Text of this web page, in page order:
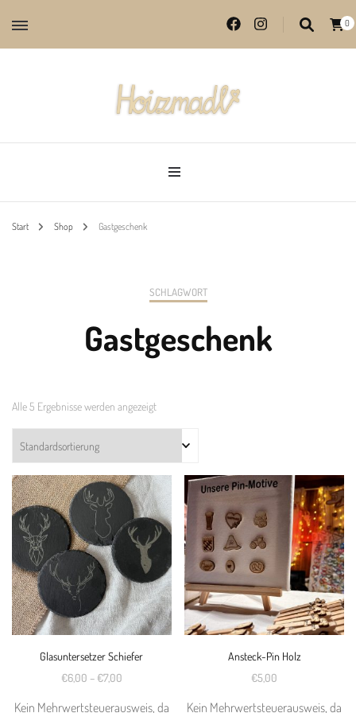
0
Hoizmadl
Start Shop Gastgeschenk
SCHLAGWORT
Gastgeschenk
Alle 5 Ergebnisse werden angezeigt
Glasuntersetzer Schiefer
€6,00 – €7,00
Kein Mehrwertsteuerausweis, da
Ansteck-Pin Holz
€5,00
Kein Mehrwertsteuerausweis, da